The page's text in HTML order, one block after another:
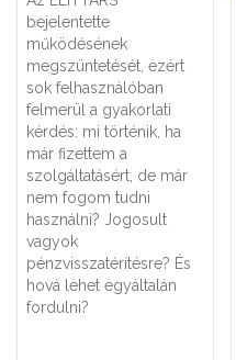
bejelentette
működésének
megszüntetését, ezért
sok felhasználóban
felmerül a gyakorlati
kérdés: mi történik, ha
már fizettem a
szolgáltatásért, de már
nem fogom tudni
használni? Jogosult
vagyok
pénzvisszatérítésre? És
hová lehet egyáltalán
fordulni?